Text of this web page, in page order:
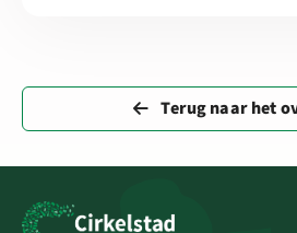
Terug naar het